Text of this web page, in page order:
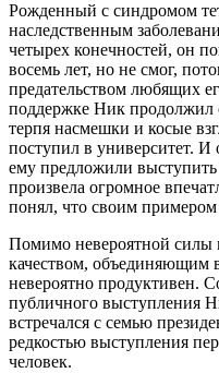
Рожденный с синдромом
наследственным
четырех конечностей, он
восемь лет, но не смог,
предательством любящих
поддержке Ник продолжил
терпя насмешки и косые
поступил в университет.
ему предложили выступить
произвела огромное
понял, что своим
Помимо невероятной силы
качеством, объединяющим
невероятно продуктивен.
публичного выступления
встречался с семью
редкостью выступления
человек.